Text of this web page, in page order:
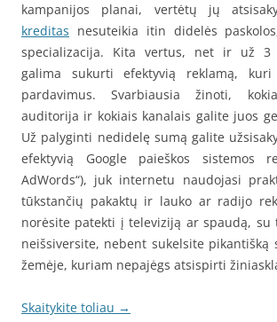
kampanijos planai, vertėtų jų
kreditas nesuteikia itin didelės
specializacija. Kita vertus, net ir už 3
galima sukurti efektyvią reklamą,
pardavimus. Svarbiausia žinoti,
auditorija ir kokiais kanalais galite juos
Už palyginti nedidelę sumą galite
efektyvią Google paieškos sistemos
AdWords‎“), juk internetu naudojasi
tūkstančių pakaktų ir lauko ar radijo
norėsite patekti į televiziją ar spaudą, su
neišsiversite, nebent sukelsite pikantišką
žemėje, kuriam nepajėgs atsispirti
Skaitykite toliau →